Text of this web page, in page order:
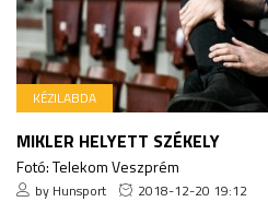
KÉZILABDA
MIKLER HELYETT SZÉKELY
Fotó: Telekom Veszprém
by Hunsport 2018-12-20 19:12